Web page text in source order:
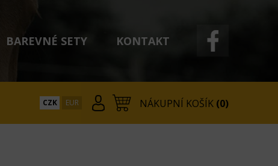
BAREVNÉ SETY KONTAKT
NÁKUPNÍ KOŠÍK (0)
CZK EUR